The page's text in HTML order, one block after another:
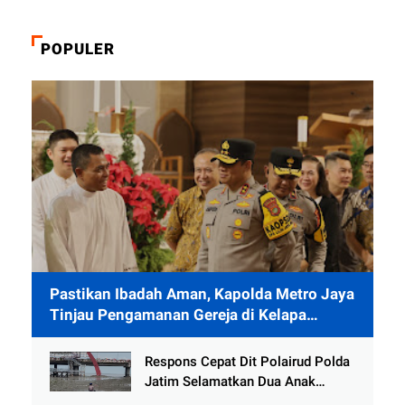
POPULER
Pastikan Ibadah Aman, Kapolda Metro Jaya
Tinjau Pengamanan Gereja di Kelapa
Gading
Respons Cepat Dit Polairud Polda
Jatim Selamatkan Dua Anak